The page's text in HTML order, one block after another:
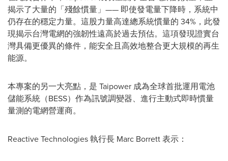
揭示了大量的「殘餘慣量」—— 即使發電量下降時，系統中
仍存在的穩定力量。這股力量高達總系統慣量的 34%，此發
現揭示台灣電網的強韌性遠高於過去預估。這項發現證實台
灣具備更優異的條件，能安全且高效地整合更大規模的再生
能源。
本專案的另一大亮點，是 Taipower 成為全球首批運用電池
儲能系統（BESS）作為訊號調變器、進行主動式即時慣量
量測的電網營運商。
Reactive Technologies 執行長 Marc Borrett表示：